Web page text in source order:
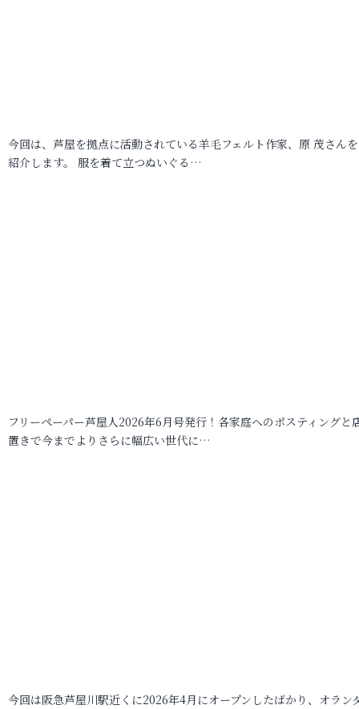
今回は、芦屋を拠点に活動されている羊毛フェルト作家、原 茂さん
紹介します。 服を着て立つぬいぐる…
フリーペーパー芦屋人2026年6月号発行！各家庭へのポスティングと
置きで今までよりさらに幅広い世代に…
今回は阪急芦屋川駅近くに2026年4月にオープンしたばかり、オラン